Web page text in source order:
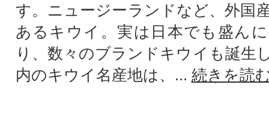
す。ニュージーランドなど、外国
あるキウイ。実は日本でも盛ん
り、数々のブランドキウイも誕生
内のキウイ名産地は、... 続きを読